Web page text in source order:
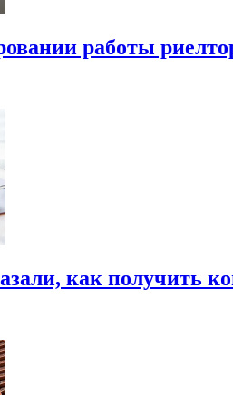
работы
как получить